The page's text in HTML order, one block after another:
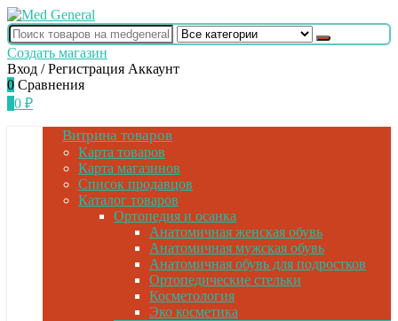
Создать магазин
Вход / Регистрация Аккаунт
0 Сравнения
0 ₽
Витрина товаров
Карта товаров
Карта магазинов
Список продавцов
Каталог товаров
Ортопедия и осанка
Анатомичная женская обувь
Анатомичная мужская обувь
Анатомичная обувь для подростков
Ортопедические стельки
Косметология
Эко косметика